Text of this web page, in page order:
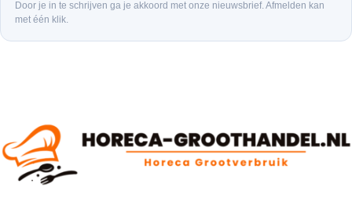
Door je in te schrijven ga je akkoord met onze nieuwsbrief. Afmelden kan
met één klik.